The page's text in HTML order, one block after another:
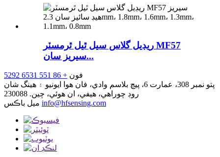
ريڊيل گلاس سيل ٿيل ٿرمسٽر MF57
سيريز سان...
فون + 86 551 6531 5292
پتو
نمبر 308، عمارت 6، پيچ بلاسم وادي، فان هوا ايونيو ۽ هينگ شان
روڊ چوراهي، هيفي، ان هوئي، چين. 230088
ميل باڪس info@hfsensing.com